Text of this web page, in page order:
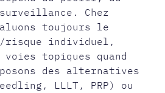
Chez
toujours le
risque individuel,
topiques quand
des alternatives
LLLT, PRP) ou